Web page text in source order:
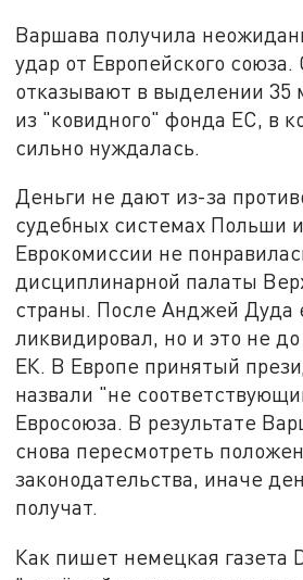
Варшава получила
удар от Европейского союза.
отказывают в выделении 35
из "ковидного" фонда ЕС, в
сильно нуждалась.
Деньги не дают из-за
судебных системах Польши
Еврокомиссии не
дисциплинарной палаты
страны. После Анджей Дуда
ликвидировал, но и это не
ЕК. В Европе принятый
назвали "не
Евросоюза. В результате
снова пересмотреть
законодательства, иначе
получат.
Как пишет немецкая газета